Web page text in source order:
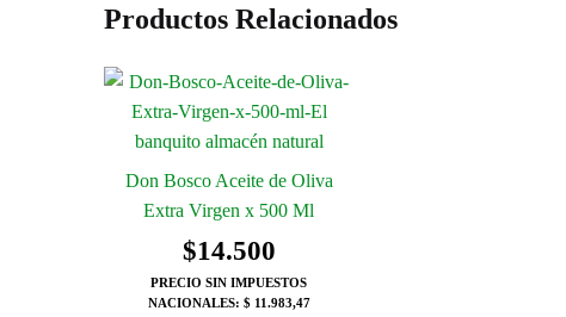
Productos Relacionados
Don Bosco Aceite de Oliva
Extra Virgen x 500 Ml
$14.500
PRECIO SIN IMPUESTOS
NACIONALES: $ 11.983,47